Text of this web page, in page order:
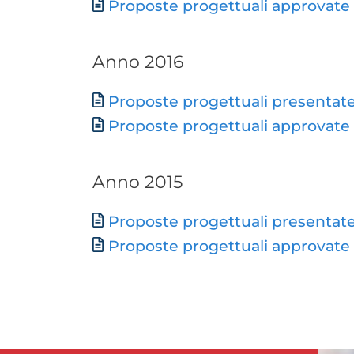
Proposte progettuali approvate
Anno 2016
Document
Proposte progettuali
Proposte progettuali approvate
Anno 2015
Document
Proposte progettuali
Proposte progettuali approvate